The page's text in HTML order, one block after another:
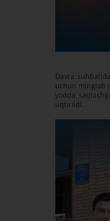
Davra
uchun minglab
yodda
uqtirildi.